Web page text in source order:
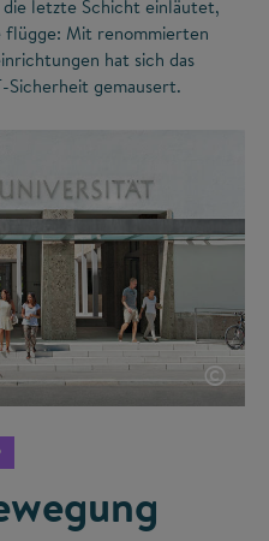
letzte Schicht einläutet,
flügge: Mit renommierten
hat sich das
gemausert.
©